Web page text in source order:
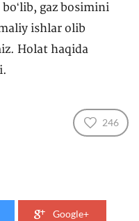
gaz bosimini
ishlar olib
Holat haqida
246
Google+